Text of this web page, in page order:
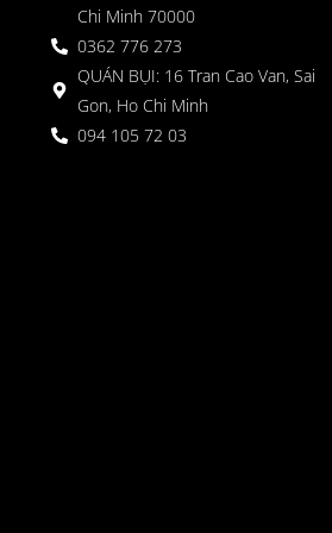
Chi Minh 70000
0362 776 273
QUÁN BỤI: 16 Tran Cao Van, Sai
Gon, Ho Chi Minh
094 105 72 03